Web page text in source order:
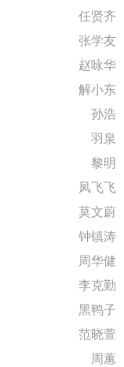
任贤齐
张学友
赵咏华
解小东
孙浩
羽泉
黎明
凤飞飞
莫文蔚
钟镇涛
周华健
李克勤
黑鸭子
范晓萱
周蕙